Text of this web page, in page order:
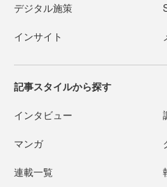
デジタル施策
インサイト
記事スタイルから探す
インタビュー
マンガ
連載一覧